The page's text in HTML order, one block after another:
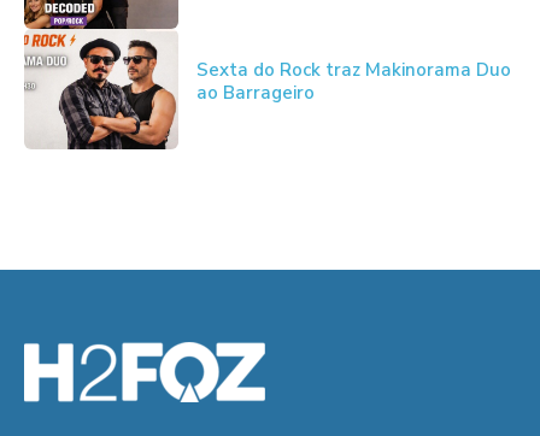
Sexta do Rock traz Makinorama Duo
ao Barrageiro